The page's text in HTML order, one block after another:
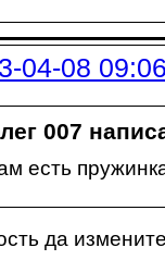
04-08
007
есть
да